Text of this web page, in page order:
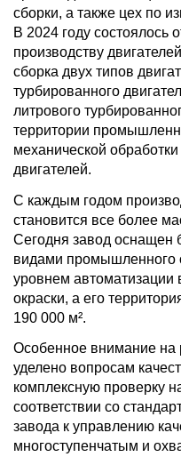
сборки, а также цех по
В 2024 году состоялось
производству
сборка двух типов
турбированного
литрового
территории
механической
двигателей.
С каждым годом
становится все более
Сегодня завод оснащен
видами промышленного
уровнем автоматизации
окраски, а его
190 000 м².
Особенное внимание на
уделено вопросам
комплексную проверку
соответствии со
завода к управлению
многоступенчатым и